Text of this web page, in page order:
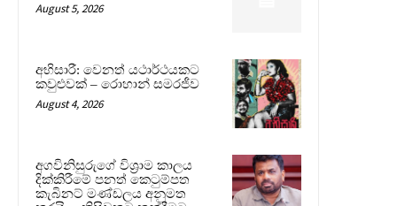
August 5, 2026
අභිසාරී: වෙනත් යථාර්ථයකට
කවුළුවක් – රොහාන් සමරජීව
August 4, 2026
අගවිනිසුරුගේ විශ්‍රාම කාලය
දික්කිරීමේ පනත් කෙටුම්පත
කැබිනට් මණ්ඩලය අනුමත